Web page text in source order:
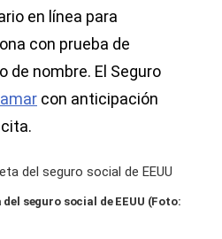
en línea para
con prueba de
de nombre. El Seguro
llamar con anticipación
seguro social de EEUU (Foto: